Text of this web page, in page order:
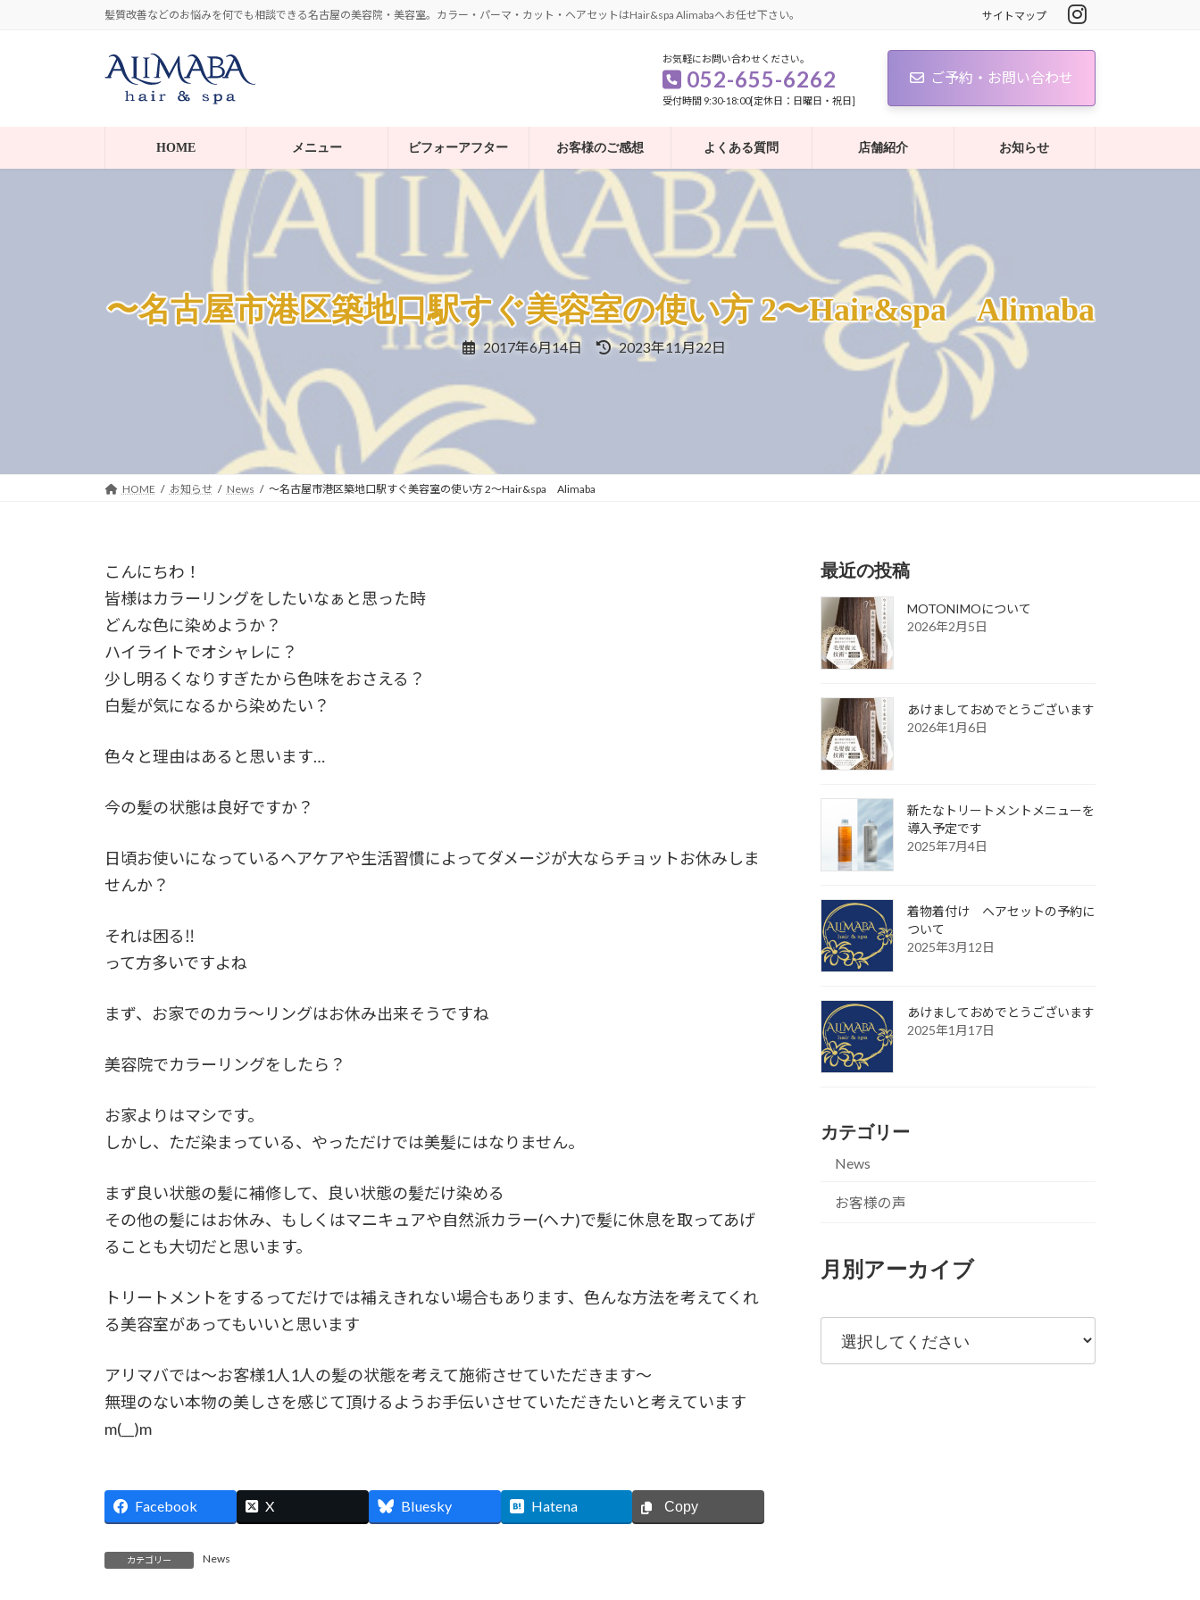
キ
に
髪質改善などのお悩みを何でも相談できる名古屋の美容院・美容室。カラー・パーマ・カット・ヘアセットはHair&spa Alimabaへお任せ下さい。 サイトマップ
お気軽にお問い合わせください。
052-655-6262
受付時間 9:30-18:00[定休日：日曜日・祝日]
ご予約・お問い合わせ
HOME メニュー ビフォーアフター お客様のご感想 よくある質問 店舗紹介 お知らせ
〜名古屋市港区築地口駅すぐ美容室の使い方 2〜Hair&spa Alimaba
2017年6月14日
最
2023年11月22日
HOME お知らせ News 〜名古屋市港区築地口駅すぐ美容室の使い方 2〜Hair&spa Alimaba
こんにちわ！
皆様はカラーリングをしたいなぁと思った時
どんな色に染めようか？
ハイライトでオシャレに？
少し明るくなりすぎたから色味をおさえる？
白髪が気になるから染めたい？
色々と理由はあると思います…
今の髪の状態は良好ですか？
日頃お使いになっているヘアケアや生活習慣によってダメージが大ならチョットお休みしま
せんか？
それは困る‼︎
って方多いですよね
まず、お家でのカラ〜リングはお休み出来そうですね
美容院でカラーリングをしたら？
お家よりはマシです。
しかし、ただ染まっている、やっただけでは美髪にはなりません。
まず良い状態の髪に補修して、良い状態の髪だけ染める
その他の髪にはお休み、もしくはマニキュアや自然派カラー(ヘナ)で髪に休息を取ってあげ
ることも大切だと思います。
トリートメントをするってだけでは補えきれない場合もあります、色んな方法を考えてくれ
る美容室があってもいいと思います
アリマバでは〜お客様1人1人の髪の状態を考えて施術させていただきます〜
無理のない本物の美しさを感じて頂けるようお手伝いさせていただきたいと考えています
m(__)m
Facebook X Bluesky Hatena Copy
カテゴリー News
最近の投稿
MOTONIMOについて
2026年2月5日
あけましておめでとうございます
2026年1月6日
新たなトリートメントメニューを
導入予定です
2025年7月4日
着物着付け ヘアセットの予約に
ついて
2025年3月12日
あけましておめでとうございます
2025年1月17日
カテゴリー
News
お客様の声
月別アーカイブ